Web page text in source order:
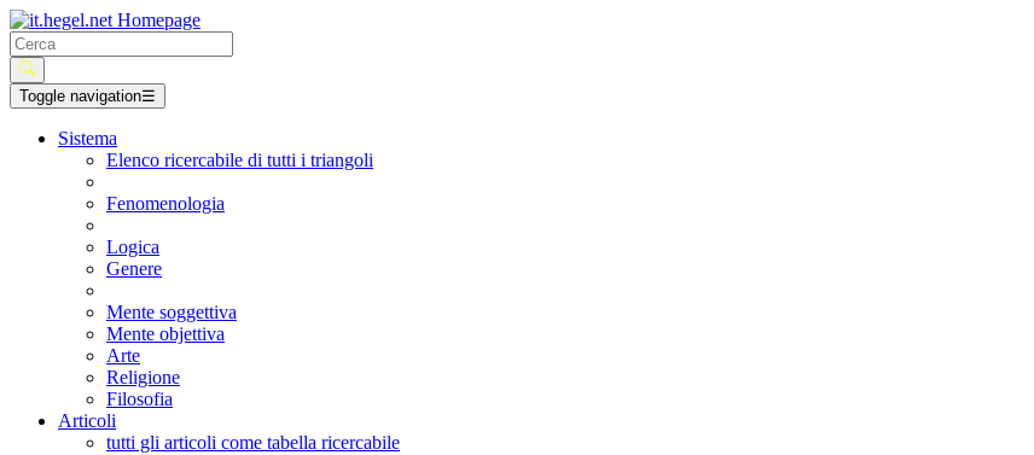
Toggle navigation☰
Sistema
Elenco ricercabile di tutti i triangoli
Fenomenologia
Logica
Genere
Mente soggettiva
Mente objettiva
Arte
Religione
Filosofia
Articoli
tutti gli articoli come tabella ricercabile